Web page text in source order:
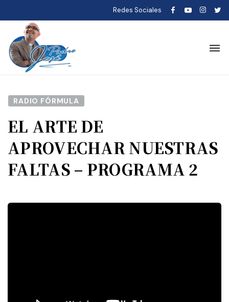
Redes Sociales
RADIO FÓRMULA
EL ARTE DE
APROVECHAR NUESTRAS
FALTAS – PROGRAMA 2